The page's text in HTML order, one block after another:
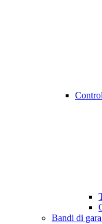
Bandi di